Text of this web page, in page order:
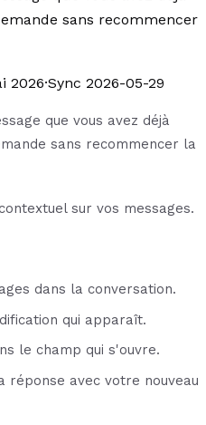
sans recommencer
2026·Sync 2026-05-29
que vous avez déjà
sans recommencer la
sur vos messages.
dans la conversation.
qui apparaît.
le champ qui s'ouvre.
réponse avec votre nouveau